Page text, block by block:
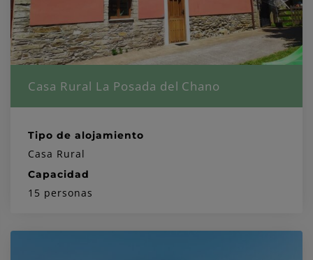
Casa Rural La Posada del Chano
Tipo de alojamiento
Casa Rural
Capacidad
15 personas